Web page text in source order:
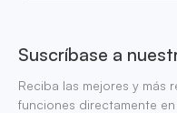
Suscríbase a
Reciba las mejores y más
funciones directamente